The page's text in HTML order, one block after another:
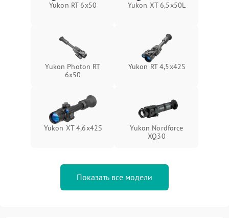
Yukon RT 6x50 Yukon XT 6,5x50L
Yukon Photon RT
6x50
Yukon RT 4,5х42S
Yukon XT 4,6x42S
Yukon Nordforce
XQ30
Показать все модели